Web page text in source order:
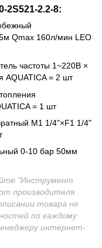
2S521-2.2-8:
Qmax 160л/мин LEO
частоты 1~220В ×
AQUATICA = 2 шт
= 1 шт
M1 1/4"×F1 1/4"
0-10 бар 50мм
"Инструмент
производителя
товара не
по каждому
интернет-